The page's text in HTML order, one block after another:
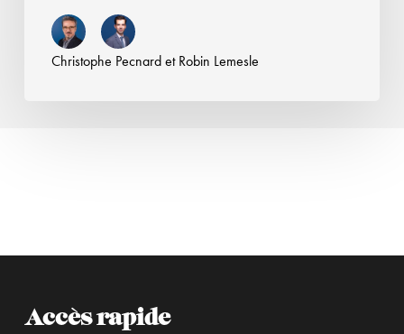
Christophe PecnardetRobin Lemesle
Accès rapide